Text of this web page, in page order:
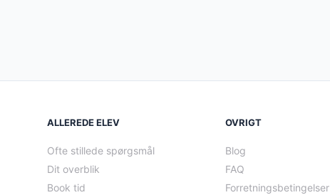
ALLEREDE ELEV
Ofte stillede spørgsmål
Dit overblik
Book tid
OVRIGT
Blog
FAQ
Forretningsbetingelser